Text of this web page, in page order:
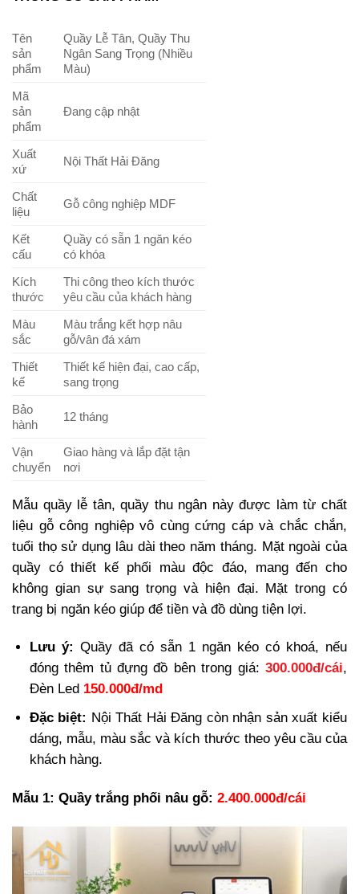
Tên
sản
phẩm
Quầy Lễ Tân, Quầy Thu
Ngân Sang Trọng (Nhiều
Màu)
Mã
sản
phẩm
Đang cập nhật
Xuất
xứ
Nội Thất Hải Đăng
Chất
liệu
Gỗ công nghiệp MDF
Kết
cấu
Quầy có sẵn 1 ngăn kéo
có khóa
Kích
thước
Thi công theo kích thước
yêu cầu của khách hàng
Màu
sắc
Màu trắng kết hợp nâu
gỗ/vân đá xám
Thiết
kế
Thiết kế hiện đại, cao cấp,
sang trọng
Bảo
hành
12 tháng
Vận
chuyển
Giao hàng và lắp đặt tận
nơi
Mẫu quầy lễ tân, quầy thu ngân này được làm từ chất
liệu gỗ công nghiệp vô cùng cứng cáp và chắc chắn,
tuổi thọ sử dụng lâu dài theo năm tháng. Mặt ngoài của
quầy có thiết kế phối màu độc đáo, mang đến cho
không gian sự sang trọng và hiện đại. Mặt trong có
trang bị ngăn kéo giúp để tiền và đồ dùng tiện lợi.
Lưu ý: Quầy đã có sẵn 1 ngăn kéo có khoá, nếu
đóng thêm tủ đựng đồ bên trong giá: 300.000đ/cái,
Đèn Led 150.000đ/md
Đặc biệt: Nội Thất Hải Đăng còn nhận sản xuất kiểu
dáng, mẫu, màu sắc và kích thước theo yêu cầu của
khách hàng.
Mẫu 1: Quầy trắng phối nâu gỗ: 2.400.000đ/cái